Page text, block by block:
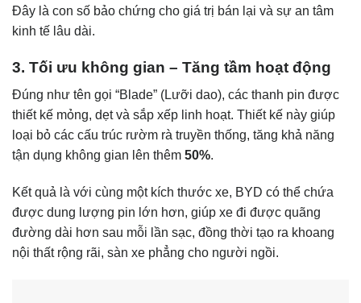
Đây là con số bảo chứng cho giá trị bán lại và sự an tâm
kinh tế lâu dài.
3. Tối ưu không gian – Tăng tầm hoạt động
Đúng như tên gọi “Blade” (Lưỡi dao), các thanh pin được
thiết kế mỏng, dẹt và sắp xếp linh hoạt. Thiết kế này giúp
loại bỏ các cấu trúc rườm rà truyền thống, tăng khả năng
tận dụng không gian lên thêm 50%.
Kết quả là với cùng một kích thước xe, BYD có thể chứa
được dung lượng pin lớn hơn, giúp xe đi được quãng
đường dài hơn sau mỗi lần sạc, đồng thời tạo ra khoang
nội thất rộng rãi, sàn xe phẳng cho người ngồi.